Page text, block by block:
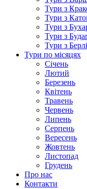
Тури з
Тури з
Тури з
Тури з
Тури з
Тури по місяцях
Січень
Лютий
Березень
Квітень
Травень
Червень
Липень
Серпень
Вересень
Жовтень
Листопад
Грудень
Про нас
Контакти